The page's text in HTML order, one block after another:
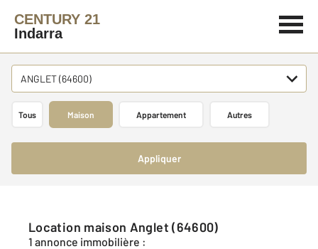
CENTURY 21
Indarra
ANGLET (64600)
Tous Maison Appartement Autres
Appliquer
Location maison Anglet (64600)
1 annonce immobilière :